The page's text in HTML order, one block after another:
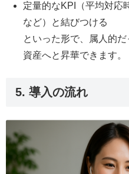
定量的なKPI（平均対応
など）と結びつける
といった形で、属人的
資産へと昇華できます。
5. 導入の流れ